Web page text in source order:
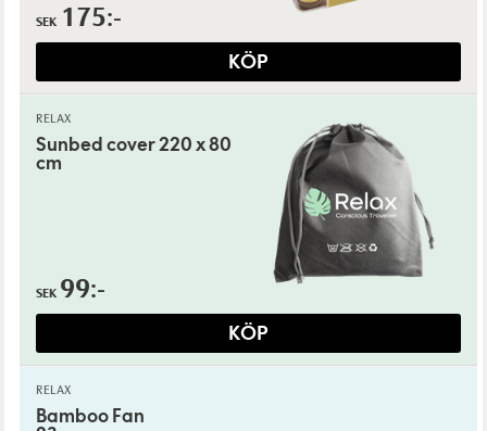
SEK 175:-
KÖP
RELAX
Sunbed cover 220 x 80
cm
SEK 99:-
KÖP
RELAX
Bamboo Fan